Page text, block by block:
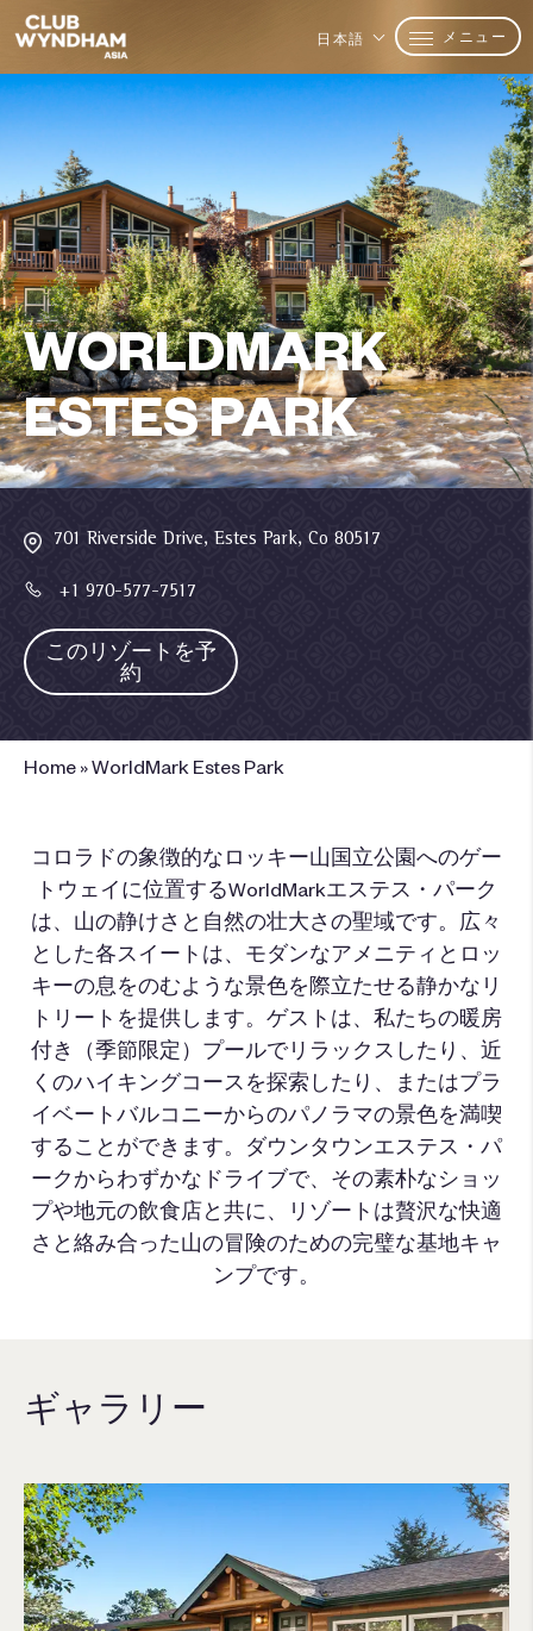
日本語 メニュー
WORLDMARK
ESTES PARK
701 Riverside Drive, Estes Park, Co 80517
+1 970-577-7517
このリゾートを予
約
Home »WorldMark Estes Park
コロラドの象徴的なロッキー山国立公園へのゲー
トウェイに位置するWorldMarkエステス・パーク
は、山の静けさと自然の壮大さの聖域です。広々
とした各スイートは、モダンなアメニティとロッ
キーの息をのむような景色を際立たせる静かなリ
トリートを提供します。ゲストは、私たちの暖房
付き（季節限定）プールでリラックスしたり、近
くのハイキングコースを探索したり、またはプラ
イベートバルコニーからのパノラマの景色を満喫
することができます。ダウンタウンエステス・パ
ークからわずかなドライブで、その素朴なショッ
プや地元の飲食店と共に、リゾートは贅沢な快適
さと絡み合った山の冒険のための完璧な基地キャ
ンプです。
ギャラリー